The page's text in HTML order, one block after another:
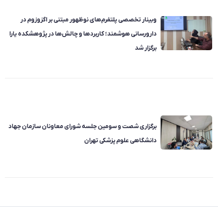
وبینار تخصصی پلتفرم‌های نوظهور مبتنی بر اگزوزوم در
دارورسانی هوشمند؛ کاربردها و چالش‌ها در پژوهشکده یارا
برگزار شد
برگزاری شصت و سومین جلسه شورای معاونان سازمان جهاد
دانشگاهی علوم پزشکی تهران